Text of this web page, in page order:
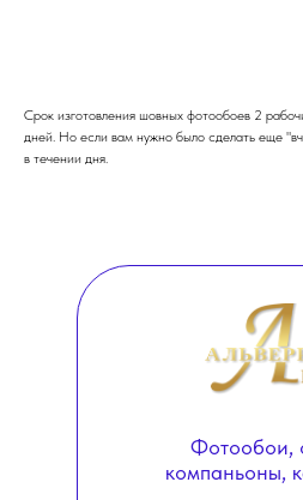
Срок изготовления шовных фотообоев 2
дней. Но если вам нужно было сделать еще
в течении дня.
Фотообои,
компаньоны,